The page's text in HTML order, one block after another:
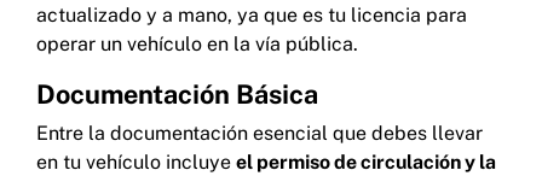
actualizado y a mano, ya que es tu licencia para
operar un vehículo en la vía pública.
Documentación Básica
Entre la documentación esencial que debes llevar
en tu vehículo incluye el permiso de circulación y la